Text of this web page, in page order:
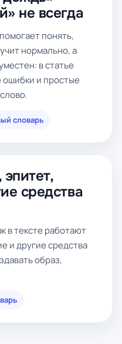
не всегда
понять,
нормально, а
в статье
и простые
словарь
средства
в тексте работают
и другие средства
образ,